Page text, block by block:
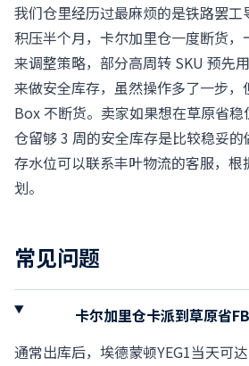
我们仓里经历过最麻烦的是铁路罢
积压半个月，卡尔加里仓一度断货
来调整策略，部分高周转 SKU 预先
来做安全库存，虽然操作多了一步
Box 不断货。卖家如果想在草原省
仓留够 3 周的安全库存是比较稳妥
存水位可以联系丰叶物流的客服，根
划。
常见问题
卡尔加里仓卡派到草原省
通常出库后，埃德蒙顿YEG1当天可